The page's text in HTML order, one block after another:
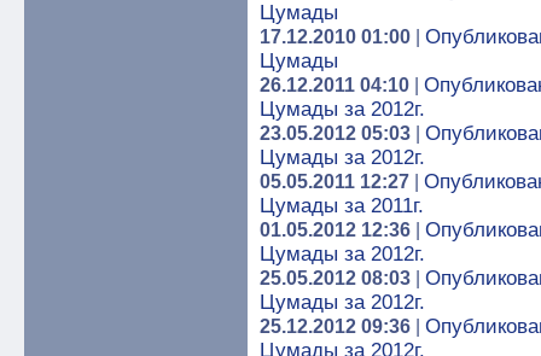
Цумады
17.12.2010 01:00
Цумады
26.12.2011 04:10
Цумады за 2012г.
23.05.2012 05:03
Цумады за 2012г.
05.05.2011 12:27
Цумады за 2011г.
01.05.2012 12:36
Цумады за 2012г.
25.05.2012 08:03
Цумады за 2012г.
25.12.2012 09:36
Цумады за 2012г.